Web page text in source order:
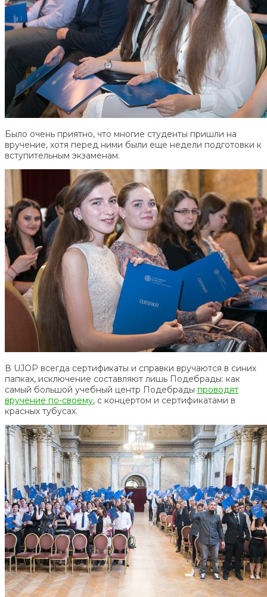
Было очень приятно, что многие студенты пришли на
вручение, хотя перед ними были еще недели подготовки к
вступительным экзаменам.
В UJOP всегда сертификаты и справки вручаются в синих
папках, исключение составляют лишь Подебрады: как
самый большой учебный центр Подебрады проводят
вручение по-своему, с концертом и сертификатами в
красных тубусах.